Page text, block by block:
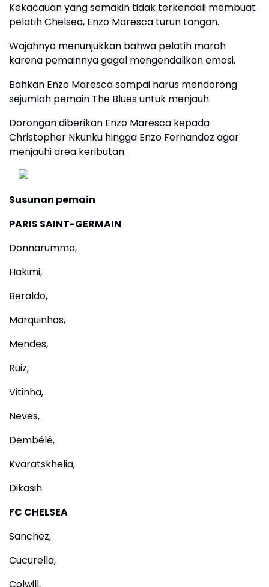
Kekacauan yang semakin tidak terkendali membuat
pelatih Chelsea, Enzo Maresca turun tangan.
Wajahnya menunjukkan bahwa pelatih marah
karena pemainnya gagal mengendalikan emosi.
Bahkan Enzo Maresca sampai harus mendorong
sejumlah pemain The Blues untuk menjauh.
Dorongan diberikan Enzo Maresca kepada
Christopher Nkunku hingga Enzo Fernandez agar
menjauhi area keributan.
Susunan pemain
PARIS SAINT-GERMAIN
Donnarumma,
Hakimi,
Beraldo,
Marquinhos,
Mendes,
Ruiz,
Vitinha,
Neves,
Dembélé,
Kvaratskhelia,
Dikasih.
FC CHELSEA
Sanchez,
Cucurella,